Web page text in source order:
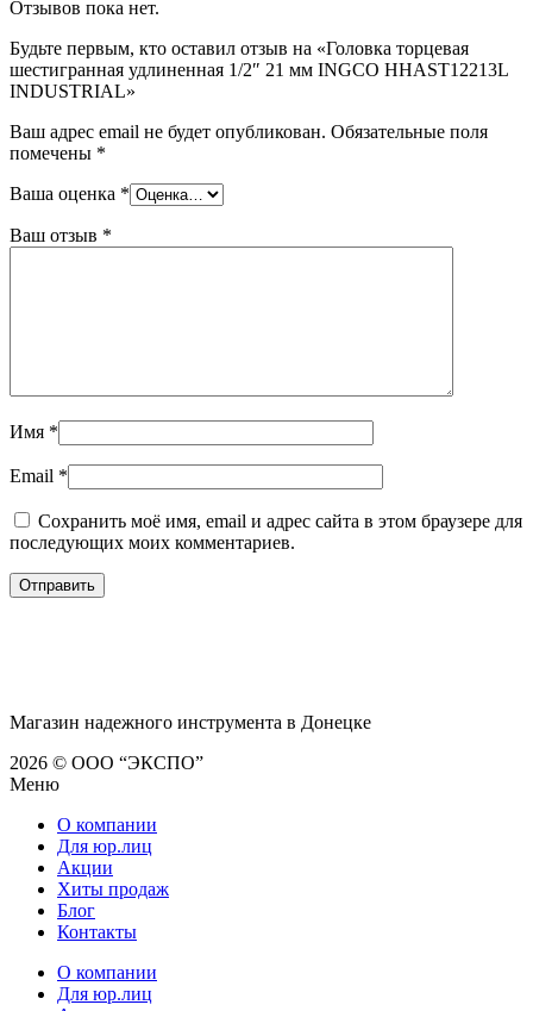
Отзывов пока нет.
Будьте первым, кто оставил отзыв на «Головка торцевая
шестигранная удлиненная 1/2″ 21 мм INGCO HHAST12213L
INDUSTRIAL»
Ваш адрес email не будет опубликован. Обязательные поля
помечены *
Ваша оценка *
Ваш отзыв *
Имя *
Email *
Сохранить моё имя, email и адрес сайта в этом браузере для
последующих моих комментариев.
Магазин надежного инструмента в Донецке
2026 © ООО “ЭКСПО”
Меню
О компании
Для юр.лиц
Акции
Хиты продаж
Блог
Контакты
О компании
Для юр.лиц